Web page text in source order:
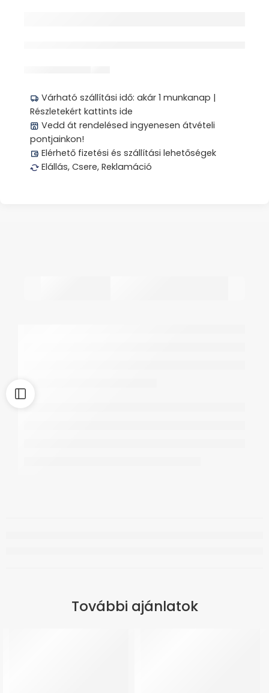
Várható szállítási idő: akár 1 munkanap |
Részletekért kattints ide
Vedd át rendelésed ingyenesen átvételi
pontjainkon!
Elérhető fizetési és szállítási lehetőségek
Elállás, Csere, Reklamáció
További ajánlatok